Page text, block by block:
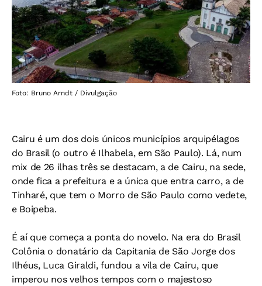
Foto: Bruno Arndt / Divulgação
Cairu é um dos dois únicos municípios arquipélagos
do Brasil (o outro é Ilhabela, em São Paulo). Lá, num
mix de 26 ilhas três se destacam, a de Cairu, na sede,
onde fica a prefeitura e a única que entra carro, a de
Tinharé, que tem o Morro de São Paulo como vedete,
e Boipeba.
É aí que começa a ponta do novelo. Na era do Brasil
Colônia o donatário da Capitania de São Jorge dos
Ilhéus, Luca Giraldi, fundou a vila de Cairu, que
imperou nos velhos tempos com o majestoso